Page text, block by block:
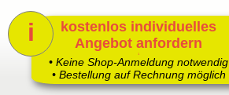
kostenlos individuelles
Angebot anfordern
1
• Keine Shop-Anmeldung notwendig
• Bestellung auf Rechnung möglich
i